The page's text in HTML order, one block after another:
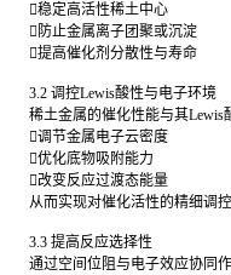
稳定高活性稀土中心
防止金属离子团聚或沉淀
提高催化剂分散性与寿命
3.2 调控Lewis酸性与电子环境
稀土金属的催化性能与其Lewis
调节金属电子云密度
优化底物吸附能力
改变反应过渡态能量
从而实现对催化活性的精细调控
3.3 提高反应选择性
通过空间位阻与电子效应协同